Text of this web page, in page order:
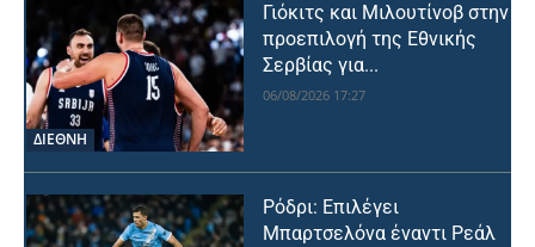
ΔΙΕΘΝΗ
Γιόκιτς και Μιλουτίνοβ στην
προεπιλογή της Εθνικής
Σερβίας για...
06/08/2026 17:27
Ρόδρι: Επιλέγει
Μπαρτσελόνα έναντι Ρεάλ